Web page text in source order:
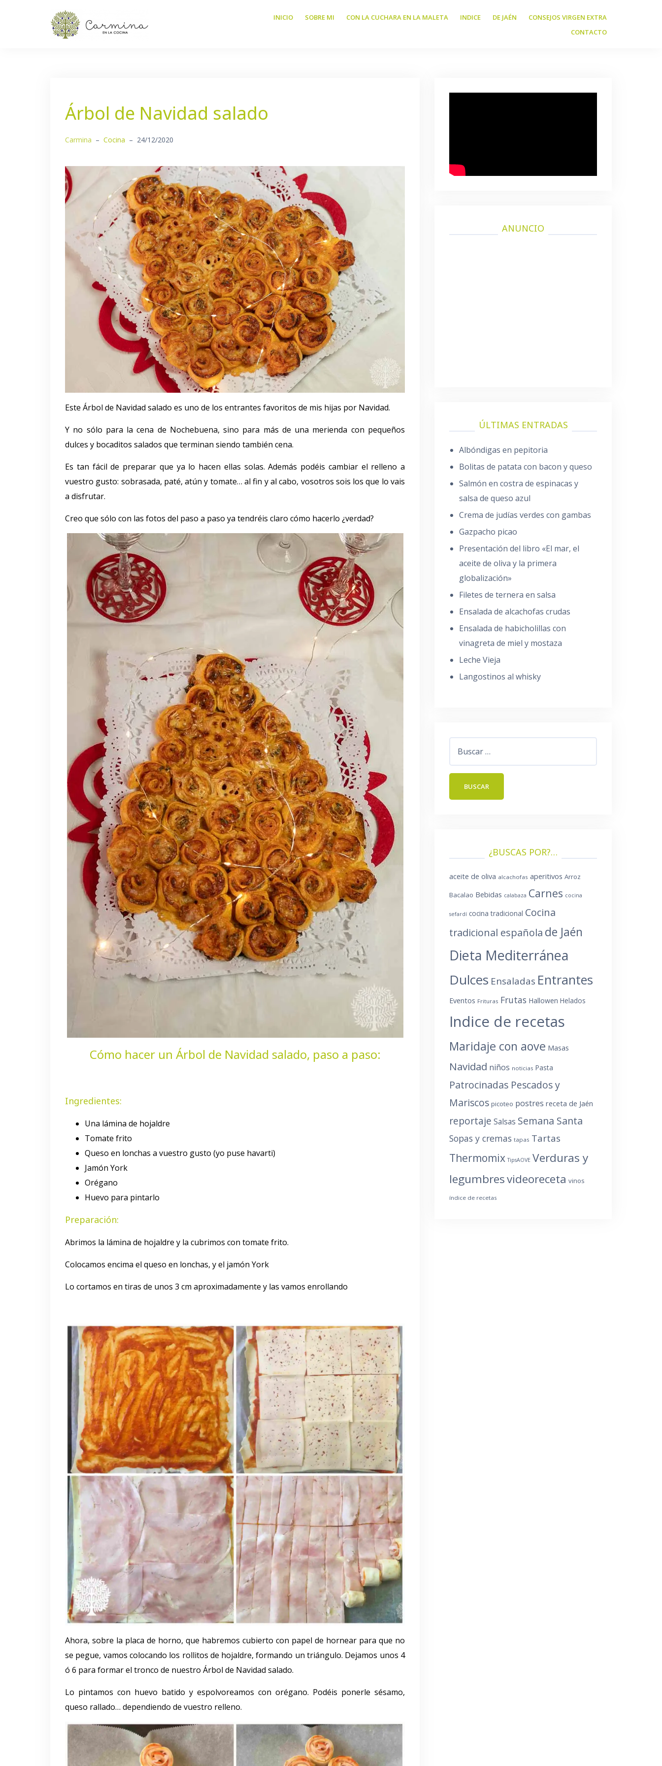
INICIO SOBRE MI CON LA CUCHARA EN LA MALETA INDICE DE JAÉN
CONSEJOS VIRGEN EXTRA
CONTACTO
Árbol de Navidad salado
Carmina – Cocina – 24/12/2020
Este Árbol de Navidad salado es uno de los entrantes favoritos de mis hijas por Navidad.
Y no sólo para la cena de Nochebuena, sino para más de una merienda con pequeños
dulces y bocaditos salados que terminan siendo también cena.
Es tan fácil de preparar que ya lo hacen ellas solas. Además podéis cambiar el relleno a
vuestro gusto: sobrasada, paté, atún y tomate… al fin y al cabo, vosotros sois los que lo vais
a disfrutar.
Creo que sólo con las fotos del paso a paso ya tendréis claro cómo hacerlo ¿verdad?
Cómo hacer un Árbol de Navidad salado, paso a paso:
Ingredientes:
Una lámina de hojaldre
Tomate frito
Queso en lonchas a vuestro gusto (yo puse havarti)
Jamón York
Orégano
Huevo para pintarlo
Preparación:
Abrimos la lámina de hojaldre y la cubrimos con tomate frito.
Colocamos encima el queso en lonchas, y el jamón York
Lo cortamos en tiras de unos 3 cm aproximadamente y las vamos enrollando
Ahora, sobre la placa de horno, que habremos cubierto con papel de hornear para que no
se pegue, vamos colocando los rollitos de hojaldre, formando un triángulo. Dejamos unos 4
ó 6 para formar el tronco de nuestro Árbol de Navidad salado.
Lo pintamos con huevo batido y espolvoreamos con orégano. Podéis ponerle sésamo,
queso rallado… dependiendo de vuestro relleno.
ANUNCIO
ÚLTIMAS ENTRADAS
Albóndigas en pepitoria
Bolitas de patata con bacon y queso
Salmón en costra de espinacas y
salsa de queso azul
Crema de judías verdes con gambas
Gazpacho picao
Presentación del libro «El mar, el
aceite de oliva y la primera
globalización»
Filetes de ternera en salsa
Ensalada de alcachofas crudas
Ensalada de habicholillas con
vinagreta de miel y mostaza
Leche Vieja
Langostinos al whisky
¿BUSCAS POR?…
aceite de oliva alcachofas aperitivos Arroz
Bacalao Bebidas calabaza Carnes cocina
sefardí cocina tradicional Cocina
tradicional española de Jaén
Dieta Mediterránea
Dulces Ensaladas Entrantes
Eventos Frituras Frutas Hallowen Helados
Indice de recetas
Maridaje con aove Masas
Navidad niños noticias Pasta
Patrocinadas Pescados y
Mariscos picoteo postres receta de Jaén
reportaje Salsas Semana Santa
Sopas y cremas tapas Tartas
Thermomix TipsAOVE Verduras y
legumbresvideoreceta vinos
índice de recetas